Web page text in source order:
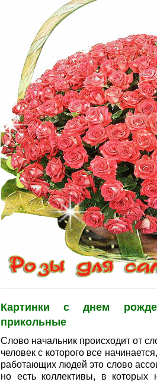
Картинки с днем
прикольные
Слово начальник происходит от
человек с которого все
работающих людей это слово
но есть коллективы, в которых